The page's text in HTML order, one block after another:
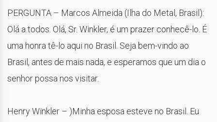
PERGUNTA – Marcos Almeida (Ilha do Metal, Brasil):
Olá a todos. Olá, Sr. Winkler, é um prazer conhecê-lo. É
uma honra tê-lo aqui no Brasil. Seja bem-vindo ao
Brasil, antes de mais nada, e esperamos que um dia o
senhor possa nos visitar.
Henry Winkler – )Minha esposa esteve no Brasil. Eu